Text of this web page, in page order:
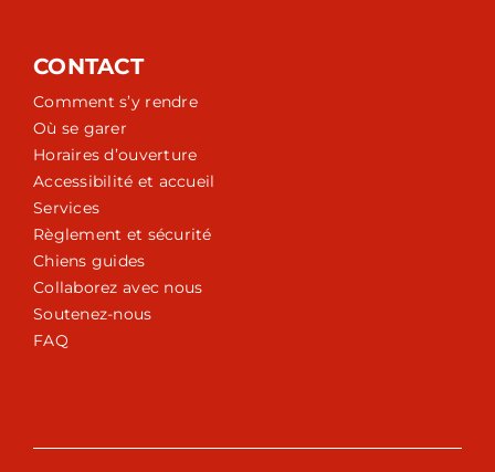
CONTACT
Comment s’y rendre
Où se garer
Horaires d’ouverture
Accessibilité et accueil
Services
Règlement et sécurité
Chiens guides
Collaborez avec nous
Soutenez-nous
FAQ